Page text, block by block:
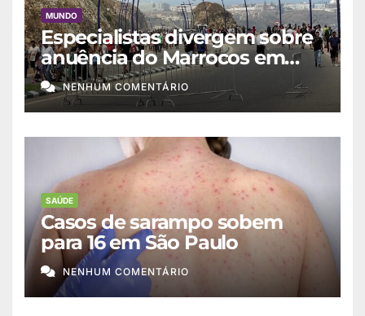
MUNDO
Especialistas divergem sobre
anuência do Marrocos em
migração a Ceuta
NENHUM COMENTÁRIO
SAÚDE
Casos de sarampo sobem
para 16 em São Paulo
NENHUM COMENTÁRIO